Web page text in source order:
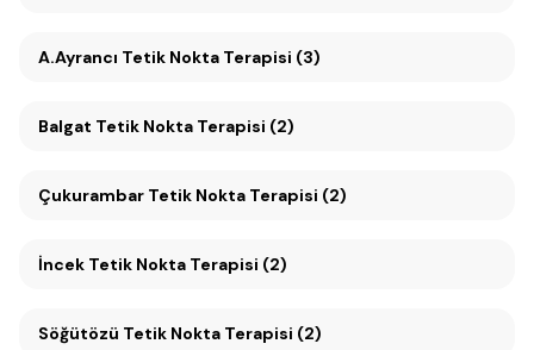
A.Ayrancı Tetik Nokta Terapisi (3)
Balgat Tetik Nokta Terapisi (2)
Çukurambar Tetik Nokta Terapisi (2)
İncek Tetik Nokta Terapisi (2)
Söğütözü Tetik Nokta Terapisi (2)